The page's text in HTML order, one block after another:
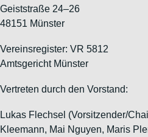
Geiststraße 24–26
48151 Münster
Vereinsregister: VR 5812
Amtsgericht Münster
Vertreten durch den Vorstand:
Lukas Flechsel (Vorsitzender/
Kleemann, Mai Nguyen, Maris